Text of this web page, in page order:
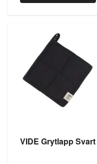
VIDE Grytlapp Svart